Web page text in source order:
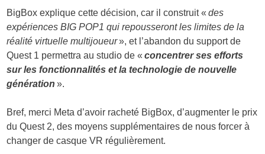
BigBox explique cette décision, car il construit « des
expériences BIG POP1 qui repousseront les limites de la
réalité virtuelle multijoueur», et l’abandon du support de
Quest 1 permettra au studio de «concentrer ses efforts
sur les fonctionnalités et la technologie de nouvelle
génération ».
Bref, merci Meta d’avoir racheté BigBox, d’augmenter le prix
du Quest 2, des moyens supplémentaires de nous forcer à
changer de casque VR régulièrement.